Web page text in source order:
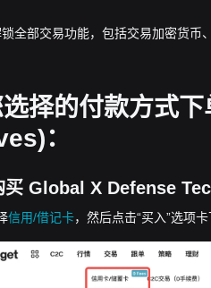
全部交易功能，包括交易加密货币
择的付款方式
：
买 Global X Defense
信用/借记卡，然后点击“买入”选项